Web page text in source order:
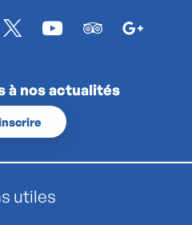
à nos actualités
utiles